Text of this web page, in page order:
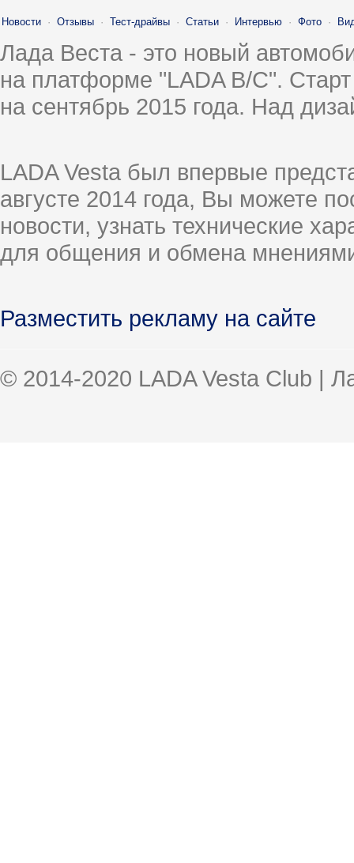
Новости · Отзывы · Тест-драйвы · Статьи · Интервью · Фото ·
Лада Веста - это новый
на платформе "LADA B/C".
на сентябрь 2015 года. Над
LADA Vesta был впервые
августе 2014 года, Вы можете
новости, узнать технические
для общения и обмена
Разместить рекламу на сайте
© 2014-2020 LADA Vesta Club |